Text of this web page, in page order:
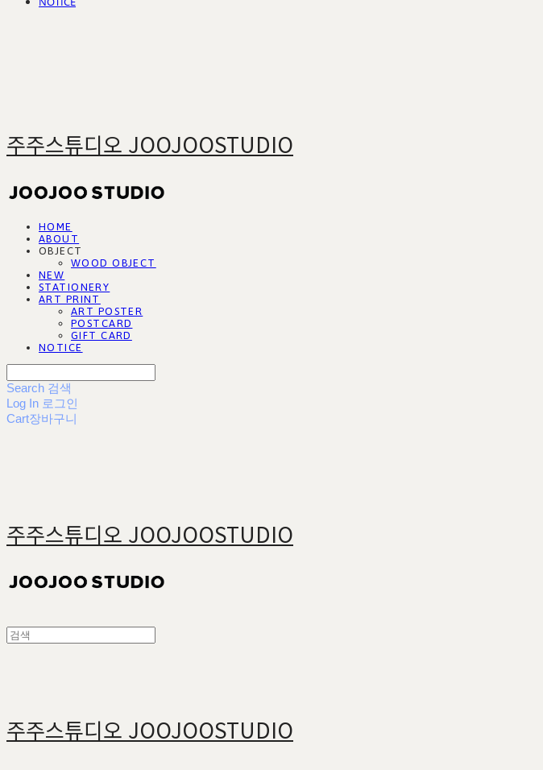
주주스튜디오 JOOJOOSTUDIO
HOME
ABOUT
OBJECT
WOOD OBJECT
NEW
STATIONERY
ART PRINT
ART POSTER
POSTCARD
GIFT CARD
NOTICE
Search 검색
Log In 로그인
Cart장바구니
주주스튜디오 JOOJOOSTUDIO
주주스튜디오 JOOJOOSTUDIO